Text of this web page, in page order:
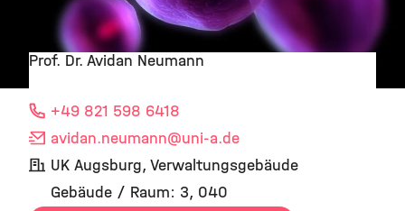
Prof. Dr. Avidan Neumann
+49 821 598 6418
avidan.neumann@uni-a.de
UK Augsburg, Verwaltungsgebäude
Gebäude / Raum: 3, 040